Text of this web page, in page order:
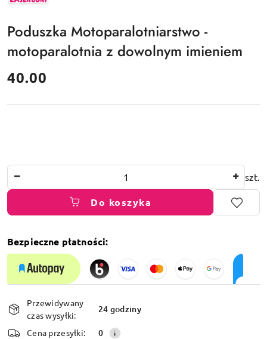
Poduszka Motoparalotniarstwo -
motoparalotnia z dowolnym imieniem
cena:
40.00
szt.
Do koszyka
Bezpieczne płatności:
Dostępność
i
dostawa
Przewidywany
czas wysyłki:
24 godziny
Cena przesyłki: 0